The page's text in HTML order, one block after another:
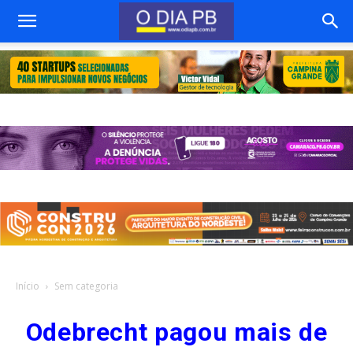
Início Sem categoria
Odebrecht pagou mais de